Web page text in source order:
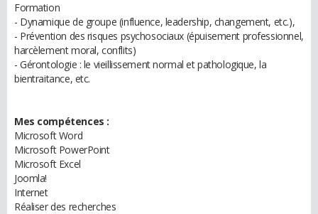
Formation
- Dynamique de groupe (influence, leadership, changement, etc.),
- Prévention des risques psychosociaux (épuisement professionnel,
harcèlement moral, conflits)
- Gérontologie : le vieillissement normal et pathologique, la
bientraitance, etc.
Mes compétences :
Microsoft Word
Microsoft PowerPoint
Microsoft Excel
Joomla!
Internet
Réaliser des recherches